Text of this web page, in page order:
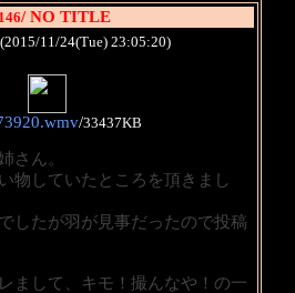
/ NO TITLE
(2015/11/24(Tue) 23:05:20)
/33437KB
さん。
物していたところを頂きまし
したが羽が見事だったので投稿
まして、キモ！撮んなや！の一